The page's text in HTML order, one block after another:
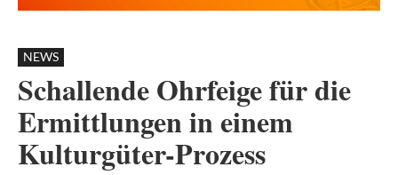
NEWS
Schallende Ohrfeige für die
Ermittlungen in einem
Kulturgüter-Prozess